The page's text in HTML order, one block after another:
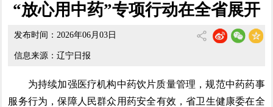
数据发布
省情概况
“放心用中药”专项行动在全省展开
发布时间：2026年06月03日
信息来源：辽宁日报
为持续加强医疗机构中药饮片质量管理，规范中药药事
服务行为，保障人民群众用药安全有效，省卫生健康委在全